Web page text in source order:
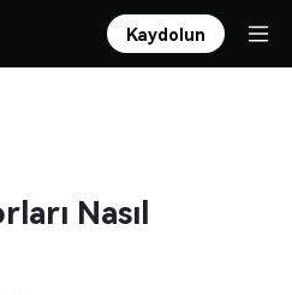
Kaydolun
Nasıl